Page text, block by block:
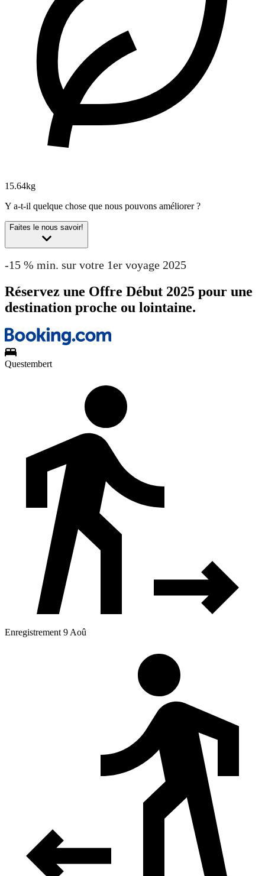
15.64kg
Y a-t-il quelque chose que nous pouvons améliorer ?
Faites le nous savoir!
-15 % min. sur votre 1er voyage 2025
Réservez une Offre Début 2025 pour une
destination proche ou lointaine.
Questembert
Enregistrement 9 Aoû